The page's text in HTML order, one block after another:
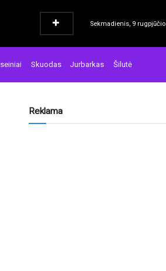
Sekmadienis, 9 rugpjūčio
Skuodas Jurbarkas Šilutė
Reklama